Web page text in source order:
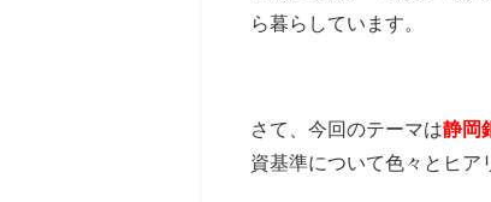
ら暮らしています。
さて、今回のテーマは静岡
資基準について色々とヒア